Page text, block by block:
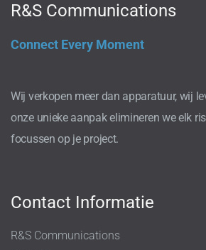
R&S Communications
Connect Every Moment
Wij verkopen meer dan apparatuur, wij
onze unieke aanpak elimineren we elk
focussen op je project.
Contact Informatie
R&S Communications